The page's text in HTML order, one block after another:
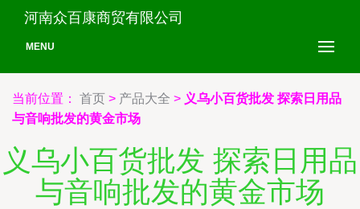
河南众百康商贸有限公司
MENU
当前位置： 首页 > 产品大全 > 义乌小百货批发 探索日用品
与音响批发的黄金市场
义乌小百货批发 探索日用品
与音响批发的黄金市场